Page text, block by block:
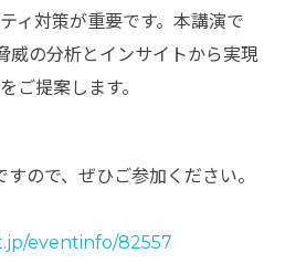
ィ対策が重要です。本講演で
威の分析とインサイトから実現
ご提案します。
ので、ぜひご参加ください。
eventinfo/82557